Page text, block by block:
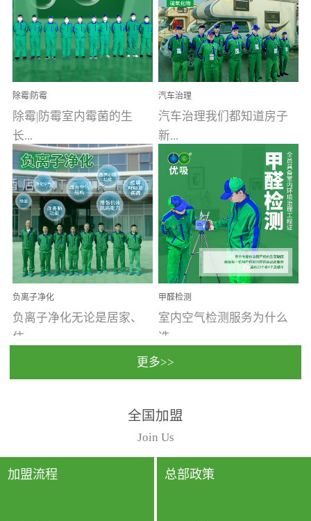
文明的进步，创造了多姿
多彩的家居产品和生活情
调，但也带来了以甲醛为
首的室内...
液，具备杀死人体冠状病
毒的功效，杀菌率
99.99%。相对于传统消毒
液来说，无...
除霉|防霉
除霉|防霉室内霉菌的生
长...
受温度、湿度、基质养
分、通风四个条件影响，
温暖潮湿、营养物质多、
通风缓慢的空间最易滋生
大量霉菌的...
汽车治理
汽车治理我们都知道房子
新...
装修完会有甲醛，其实汽
车的甲醛超标问题更为严
重。汽车的空间范围小，
配件、皮具、装饰多，这
些都是汽...
负离子净化
负离子净化无论是居家、
住...
动，人类长时间停留的室
内空间都有整体消毒的需
要。因为空间内人流携带
的、空气...
甲醛检测
室内空气检测服务为什么
选...
行国家规定的标准检测方
法，空气采样量准确，检
测结果可靠，远胜于其他
检测...
更多>>
全国加盟
Join Us
加盟流程 总部政策